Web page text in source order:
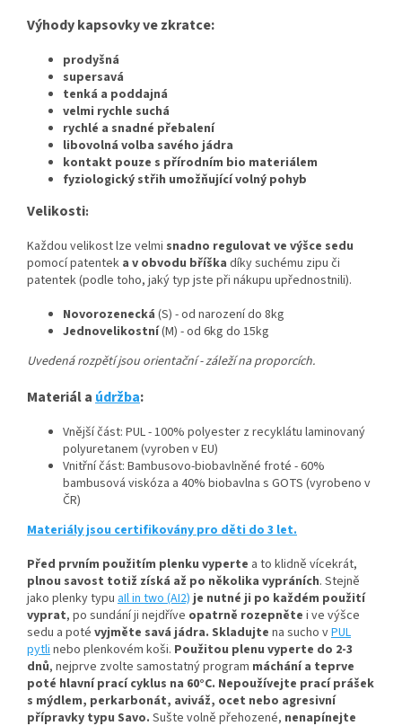
Výhody kapsovky ve zkratce:
prodyšná
supersavá
tenká a poddajná
velmi rychle suchá
rychlé a snadné přebalení
libovolná volba savého jádra
kontakt pouze s přírodním bio materiálem
fyziologický střih umožňující volný pohyb
Velikosti:
Každou velikost lze velmi snadno regulovat ve výšce sedu
pomocí patentek a v obvodu bříška díky suchému zipu či
patentek (podle toho, jaký typ jste při nákupu upřednostnili).
Novorozenecká (S) - od narození do 8kg
Jednovelikostní(M) - od 6kg do 15kg
Uvedená rozpětí jsou orientační - záleží na proporcích.
Materiál a údržba:
Vnější část: PUL - 100% polyester z recyklátu laminovaný
polyuretanem (vyroben v EU)
Vnitřní část: Bambusovo-biobavlněné froté - 60%
bambusová viskóza a 40% biobavlna s GOTS (vyrobeno v
ČR)
Materiály jsou certifikovány pro děti do 3 let.
Před prvním použitím plenku vyperte a to klidně vícekrát,
plnou savost totiž získá až po několika vypráních. Stejně
jako plenky typu aIl in two (AI2) je nutné ji po každém použití
vyprat, po sundání ji nejdříve opatrně rozepněte i ve výšce
sedu a poté vyjměte savá jádra. Skladujte na sucho vPUL
pytlinebo plenkovém koši. Použitou plenu vyperte do 2-3
dnů, nejprve zvolte samostatný program máchání a teprve
poté hlavní prací cyklus na 60°C. Nepoužívejte prací prášek
s mýdlem, perkarbonát, aviváž, ocet nebo agresivní
přípravky typu Savo. Sušte volně přehozené, nenapínejte